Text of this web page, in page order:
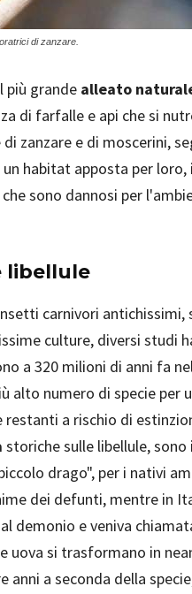
di zanzare.
più grande alleato
di farfalle e api che si
zanzare e di moscerini,
habitat apposta per
sono dannosi per
libellule
carnivori
culture, diversi studi
a 320 milioni di anni fa
alto numero di specie per
restanti a rischio di
storiche sulle libellule, sono
drago", per i nativi
dei defunti, mentre in
demonio e veniva
uova si trasformano in
anni a seconda della